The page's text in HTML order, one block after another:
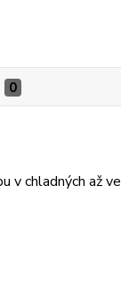
0
chladných až